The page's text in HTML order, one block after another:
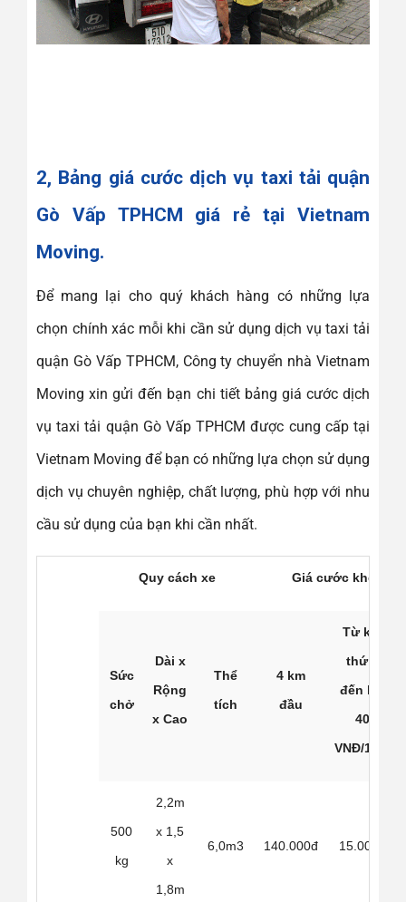
2, Bảng giá cước dịch vụ taxi tải quận
Gò Vấp TPHCM giá rẻ tại Vietnam
Moving.
Để mang lại cho quý khách hàng có những lựa
chọn chính xác mỗi khi cần sử dụng dịch vụ taxi tải
quận Gò Vấp TPHCM, Công ty chuyển nhà Vietnam
Moving xin gửi đến bạn chi tiết bảng giá cước dịch
vụ taxi tải quận Gò Vấp TPHCM được cung cấp tại
Vietnam Moving để bạn có những lựa chọn sử dụng
dịch vụ chuyên nghiệp, chất lượng, phù hợp với nhu
cầu sử dụng của bạn khi cần nhất.
Quy cách xe Giá cước không
Sức
chở
Dài x
Rộng
x Cao
Thể
tích
4 km
đầu
Từ km
thứ 4
đến km
40
VNĐ/1km
500
kg
2,2m
x 1,5
x
1,8m
6,0m3 140.000đ 15.000đ